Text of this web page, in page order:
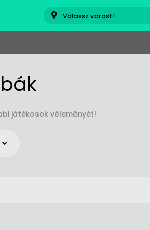
Válassz várost!
játékosok véleményét!